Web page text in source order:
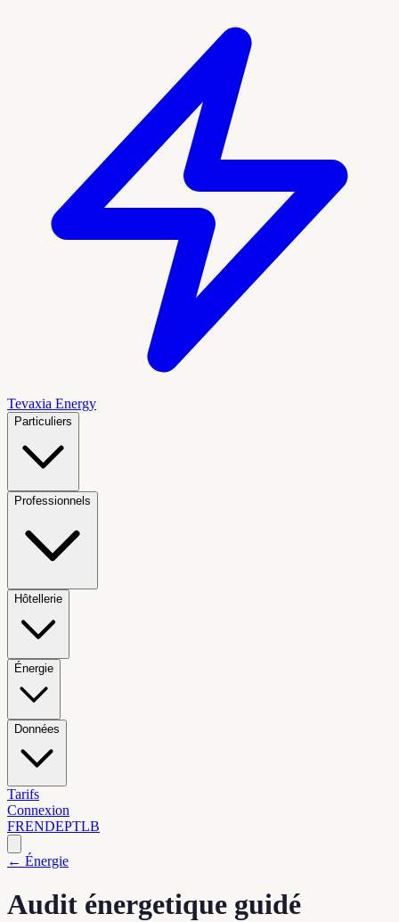
Tevaxia Energy
Particuliers
Professionnels
Hôtellerie
Énergie
Données
Tarifs
Connexion
FRENDEPTLB
← Énergie
Audit énergetique guidé